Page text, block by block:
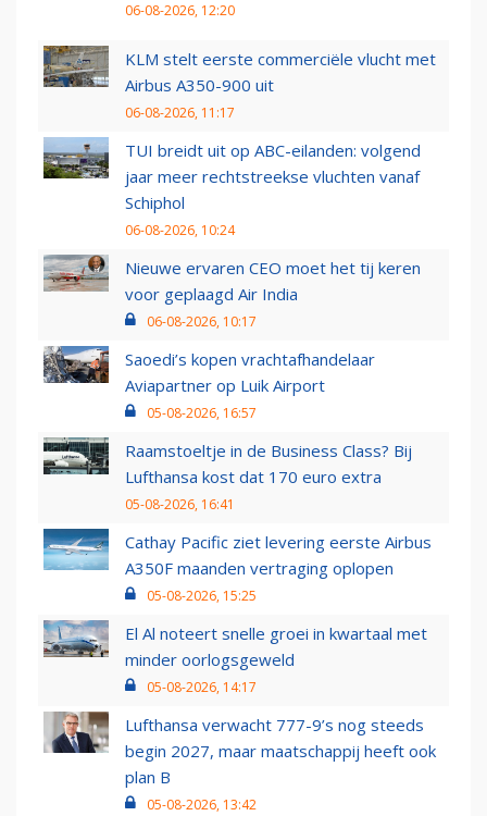
06-08-2026, 12:20
KLM stelt eerste commerciële vlucht met
Airbus A350-900 uit
06-08-2026, 11:17
TUI breidt uit op ABC-eilanden: volgend
jaar meer rechtstreekse vluchten vanaf
Schiphol
06-08-2026, 10:24
Nieuwe ervaren CEO moet het tij keren
voor geplaagd Air India
06-08-2026, 10:17
Saoedi’s kopen vrachtafhandelaar
Aviapartner op Luik Airport
05-08-2026, 16:57
Raamstoeltje in de Business Class? Bij
Lufthansa kost dat 170 euro extra
05-08-2026, 16:41
Cathay Pacific ziet levering eerste Airbus
A350F maanden vertraging oplopen
05-08-2026, 15:25
El Al noteert snelle groei in kwartaal met
minder oorlogsgeweld
05-08-2026, 14:17
Lufthansa verwacht 777-9’s nog steeds
begin 2027, maar maatschappij heeft ook
plan B
05-08-2026, 13:42